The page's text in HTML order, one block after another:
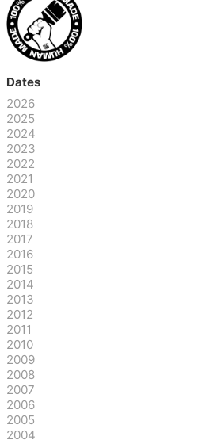
Dates
2026
2025
2024
2023
2022
2021
2020
2019
2018
2017
2016
2015
2014
2013
2012
2011
2010
2009
2008
2007
2006
2005
2004